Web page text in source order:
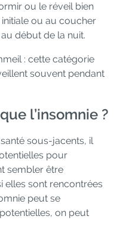
ou le réveil bien
ou au coucher
début de la nuit.
: cette catégorie
souvent pendant
l’insomnie ?
sous-jacents, il
pour
sembler être
elles sont rencontrées
peut se
on peut